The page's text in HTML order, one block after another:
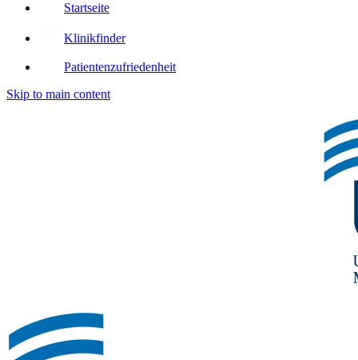
Startseite
Klinikfinder
Patientenzufriedenheit
Skip to main content